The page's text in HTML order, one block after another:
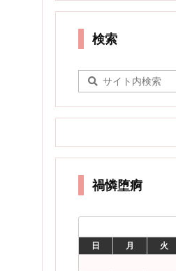
検索
禍憐堕痾
日
月 火